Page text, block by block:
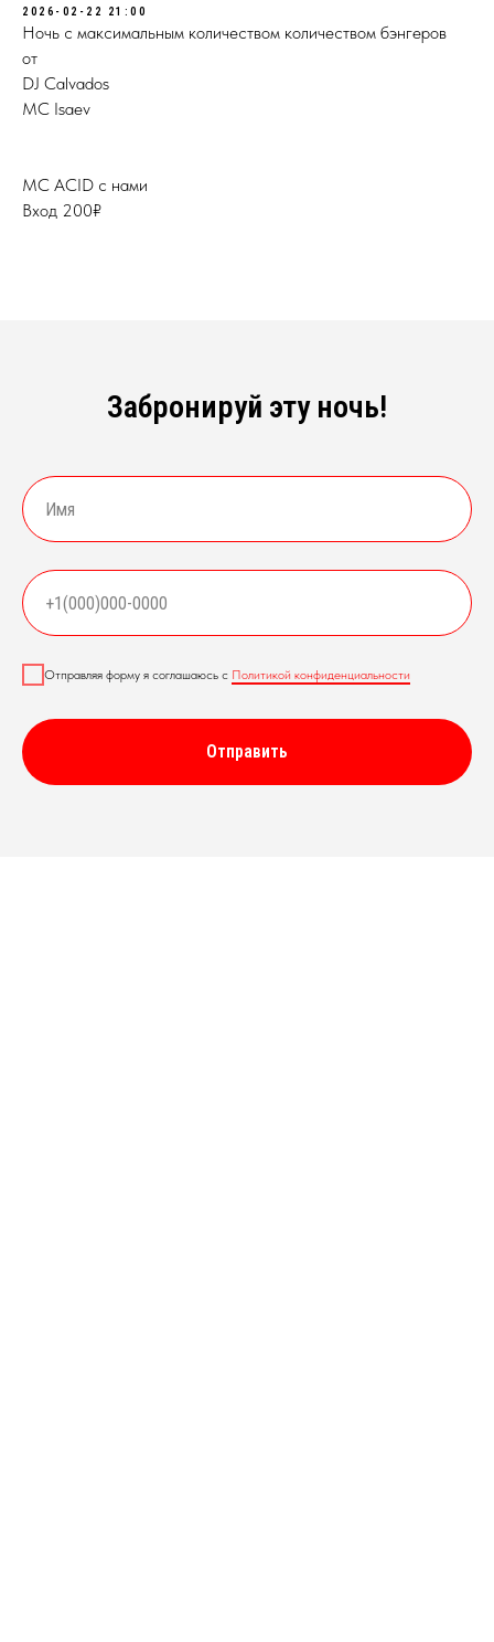
2026-02-22 21:00
Ночь с максимальным количеством количеством бэнгеров
от
DJ Calvados
MC Isaev
MC ACID с нами
Вход 200₽
Забронируй эту ночь!
Отправляя форму я соглашаюсь с Политикой конфиденциальности
Отправить